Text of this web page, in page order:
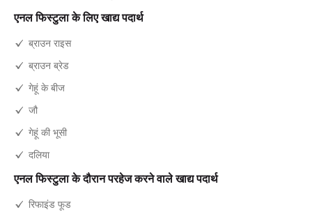
एनल फिस्टुला के लिए खाद्य पदार्थ
ब्राउन राइस
ब्राउन ब्रेड
गेहूं के बीज
जौ
गेहूं की भूसी
दलिया
एनल फिस्टुला के दौरान परहेज करने वाले खाद्य पदार्थ
रिफाइंड फूड